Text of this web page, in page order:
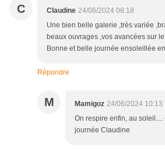
C Claudine 24/06/2024 08:18
Une bien belle galerie ,très variée
beaux ouvrages ,vos avancées sur
Bonne et belle journée ensoleillée
Répondre
M Mamigoz 24/06/2024 10:13
On respire enfin, au soleil....
journée Claudine